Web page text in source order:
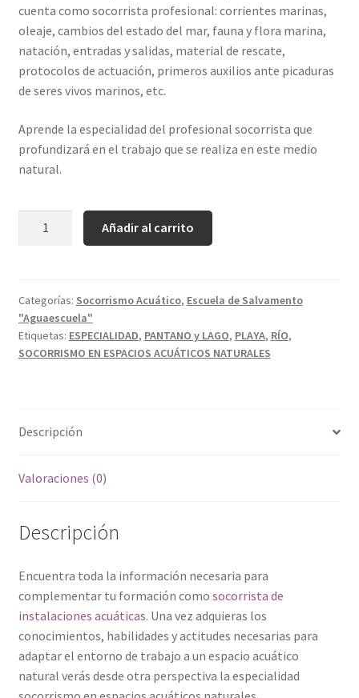
cuenta como socorrista profesional: corrientes marinas,
oleaje, cambios del estado del mar, fauna y flora marina,
natación, entradas y salidas, material de rescate,
protocolos de actuación, primeros auxilios ante picaduras
de seres vivos marinos, etc.
Aprende la especialidad del profesional socorrista que
profundizará en el trabajo que se realiza en este medio
natural.
Añadir al carrito
Categorías: Socorrismo Acuático, Escuela de Salvamento
"Aguaescuela"
Etiquetas: ESPECIALIDAD, PANTANO y LAGO, PLAYA, RÍO,
SOCORRISMO EN ESPACIOS ACUÁTICOS NATURALES
Descripción
Valoraciones (0)
Descripción
Encuentra toda la información necesaria para
complementar tu formación como socorrista de
instalaciones acuáticas. Una vez adquieras los
conocimientos, habilidades y actitudes necesarias para
adaptar el entorno de trabajo a un espacio acuático
natural verás desde otra perspectiva la especialidad